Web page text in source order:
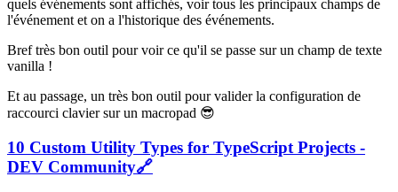
quels événements sont affichés, voir tous les principaux champs de
l'événement et on a l'historique des événements.
Bref très bon outil pour voir ce qu'il se passe sur un champ de texte
vanilla !
Et au passage, un très bon outil pour valider la configuration de
raccourci clavier sur un macropad 😎
10 Сustom Utility Types for TypeScript Projects -
DEV Community🔗